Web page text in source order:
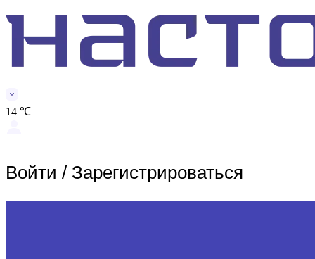
14 ℃
Войти / Зарегистрироваться